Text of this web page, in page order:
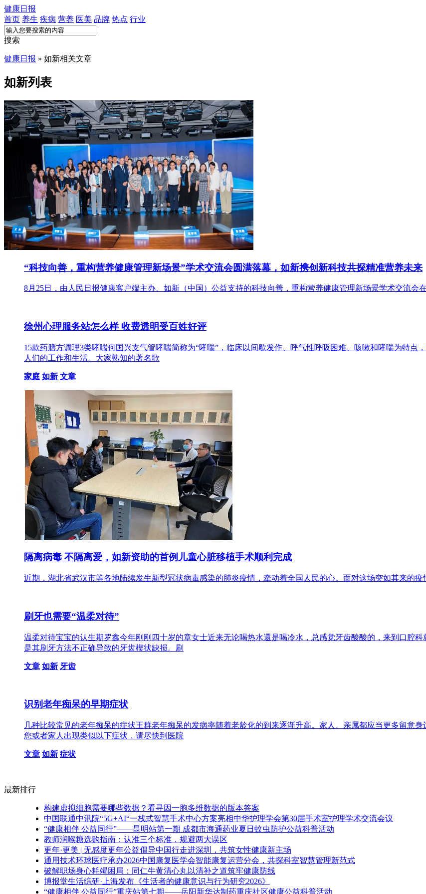
健康日报
首页 养生 疾病 营养 医美 品牌 热点 行业
搜索
健康日报 » 如新相关文章
如新列表
“科技向善，重构营养健康管理新场景”学术交流会圆满落幕，如新携创新科技共探精准营养未来
8月25日，由人民日报健康客户端主办、如新（中国）公益支持的科技向善，重构营养健康管理新场景学术交流
徐州心理服务站怎么样 收费透明受百姓好评
15款药膳方调理3类哮喘何国兴支气管哮喘简称为“哮喘”，临床以间歇发作、呼气性呼吸困难、咳嗽和哮喘为特点
人们的工作和生活。大家熟知的著名歌
家庭 如新 文章
隔离病毒 不隔离爱，如新资助的首例儿童心脏移植手术顺利完成
近期，湖北省武汉市等各地陆续发生新型冠状病毒感染的肺炎疫情，牵动着全国人民的心。面对这场突如其来的
刷牙也需要“温柔对待”
温柔对待宝宝的认生期罗鑫今年刚刚四十岁的章女士近来无论喝热水還是喝冷水，总感觉牙齿酸酸的，来到口腔
是其刷牙方法不正确导致的牙齿楔状缺损。刷
文章 如新 牙齿
识别老年痴呆的早期症状
几种比较常见的老年痴呆的症状王群老年痴呆的发病率随着老龄化的到来逐渐升高。家人、亲属都应当更多留意
您或者家人出现类似以下症状，请尽快到医院
文章 如新 症状
最新排行
构建虚拟细胞需要哪些数据？看寻因一胞多维数据的版本答案
中国联通中讯院“5G+AI“一栈式智慧手术中心方案亮相中华护理学会第30届手术室护理学术交流会议
“健康相伴 公益同行”——昆明站第一期 成都市海通药业夏日蚊虫防护公益科普活动
教师润喉糖选购指南：认准三个标准，规避两大误区
更年·更美 | 无感度更年公益倡导中国行走进深圳，共筑女性健康新主场
通用技术环球医疗承办2026中国康复医学会智能康复运营分会，共探科室智慧管理新范式
破解职场身心耗竭困局：同仁牛黄清心丸以清补之道筑牢健康防线
博报堂生活综研·上海发布《生活者的健康意识与行为研究2026》
“健康相伴 公益同行”重庆站第七期——岳阳新华达制药重庆社区健康公益科普活动